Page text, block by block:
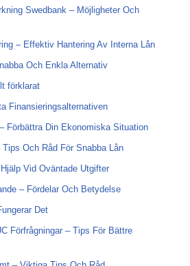
Swedbank – Möjligheter Och
– Effektiv Hantering Av Interna Lån
Och Enkla Alternativ
förklarat
Finansieringsalternativen
Förbättra Din Ekonomiska Situation
Och Råd För Snabba Lån
Vid Oväntade Utgifter
– Fördelar Och Betydelse
Det
Förfrågningar – Tips För Bättre